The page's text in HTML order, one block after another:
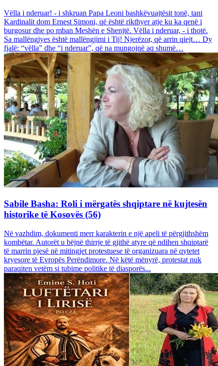
Vëlla i nderuar! - i shkruan Papa Leoni bashkëvuajtësit tonë, tani
Kardinalit dom Ernest Simoni, që është rikthyer atje ku ka qenë i
burgosur dhe po mban Meshën e Shenjtë. Vëlla i nderuar, - i thotë.
Sa mallëngjyes është mallëngjimi i Tij! Njerëzor, që arrin qiejt… Dy
fjalë: “vëlla” dhe “i nderuar”, që na mungojnë aq shumë…
Sabile Basha: Roli i mërgatës shqiptare në kujtesën
historike të Kosovës (56)
Në vazhdim, dokumenti merr karakterin e një apeli të përgjithshëm
kombëtar. Autorët u bëjnë thirrje të gjithë atyre që ndihen shqiptarë
të marrin pjesë në mitingjet protestuese të organizuara në qytetet
kryesore të Evropës Perëndimore. Në këtë mënyrë, protestat nuk
paraqiten vetëm si tubime politike të diasporës...